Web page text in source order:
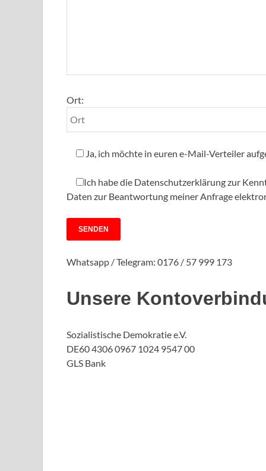
Ort:
Ja, ich möchte in euren e-Mail-Verteiler
Ich habe die Datenschutzerklärung zur
Daten zur Beantwortung meiner Anfrage
Whatsapp / Telegram: 0176 / 57 999 173
Unsere
Sozialistische Demokratie e.V.
DE60 4306 0967 1024 9547 00
GLS Bank